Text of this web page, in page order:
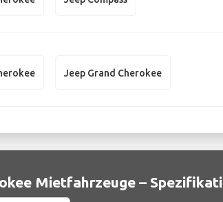
Jeep Grand Cherokee
Mietfahrzeuge –